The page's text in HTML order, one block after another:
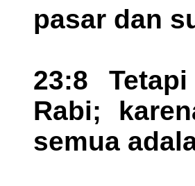
pasar dan
23:8
Rabi;
semua